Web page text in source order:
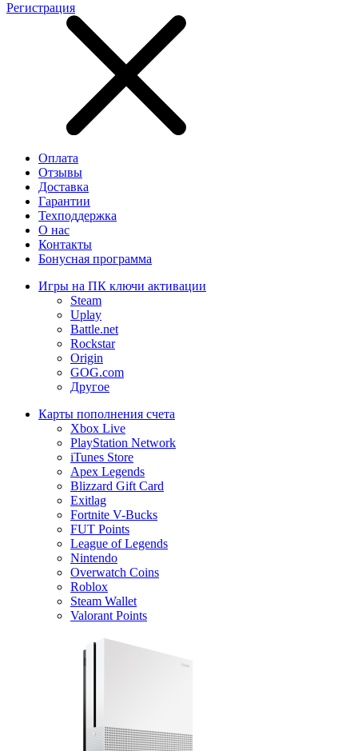
Регистрация
Оплата
Отзывы
Доставка
Гарантии
Техподдержка
О нас
Контакты
Бонусная программа
Игры на ПК ключи активации
Steam
Uplay
Battle.net
Rockstar
Origin
GOG.com
Другое
Карты пополнения счета
Xbox Live
PlayStation Network
iTunes Store
Apex Legends
Blizzard Gift Card
Exitlag
Fortnite V-Bucks
FUT Points
League of Legends
Nintendo
Overwatch Coins
Roblox
Steam Wallet
Valorant Points